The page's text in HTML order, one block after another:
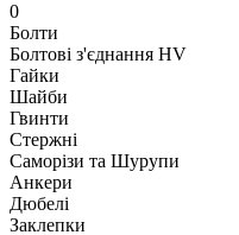
0
Болти
Болтові з'єднання HV
Гайки
Шайби
Гвинти
Стержні
Саморізи та Шурупи
Анкери
Дюбелі
Заклепки